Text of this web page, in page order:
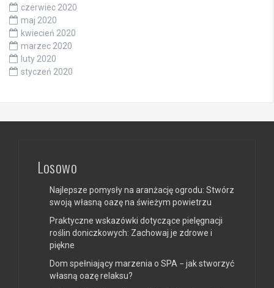
czerwiec 2020
maj 2020
kwiecień 2020
marzec 2020
luty 2020
styczeń 2020
Losowo
Najlepsze pomysły na aranżację ogrodu: Stwórz
swoją własną oazę na świeżym powietrzu
Praktyczne wskazówki dotyczące pielęgnacji
roślin doniczkowych: Zachowaj je zdrowe i
piękne
Dom spełniający marzenia o SPA − jak stworzyć
własną oazę relaksu?